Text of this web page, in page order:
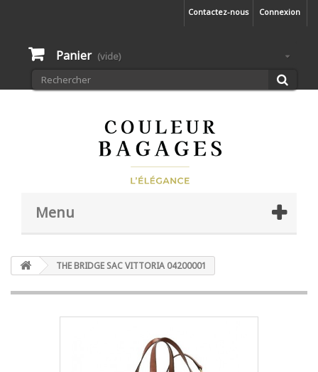
Connexion
Contactez-nous
Panier (vide)
Menu
THE BRIDGE SAC VITTORIA 04200001